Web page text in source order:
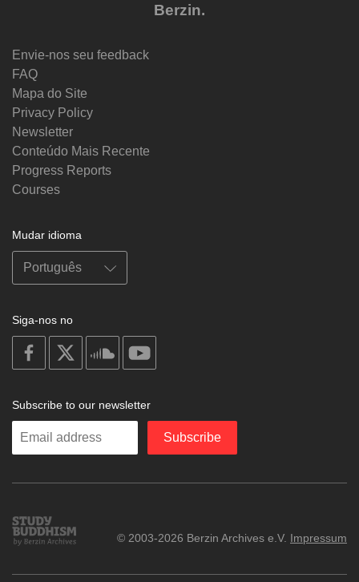
Berzin.
Envie-nos seu feedback
FAQ
Mapa do Site
Privacy Policy
Newsletter
Conteúdo Mais Recente
Progress Reports
Courses
Mudar idioma
Siga-nos no
on
facebook
soundcloud
Subscribe to our newsletter
Enter
Subscribe
Study
Buddhism
© 2003-2026 Berzin Archives e.V. Impressum